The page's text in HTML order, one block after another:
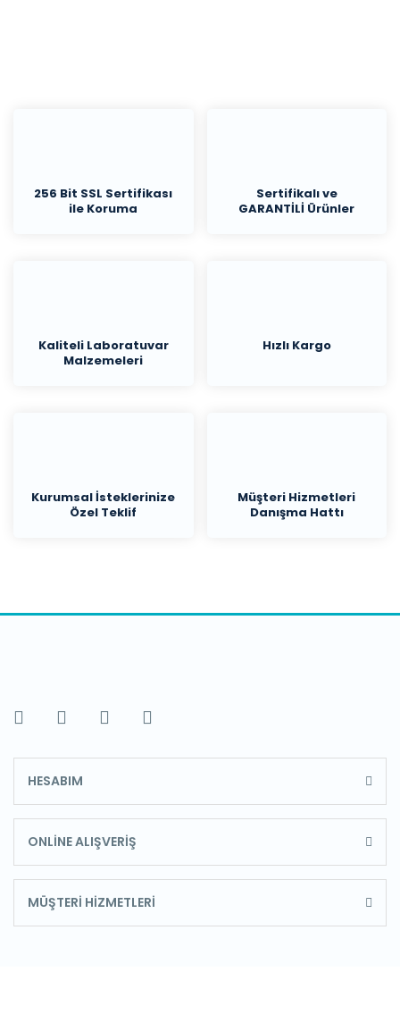
256 Bit SSL Sertifikası
ile Koruma
Sertifikalı ve
GARANTİLİ Ürünler
Kaliteli Laboratuvar
Malzemeleri
Hızlı Kargo
Kurumsal İsteklerinize
Özel Teklif
Müşteri Hizmetleri
Danışma Hattı
HESABIM
ONLİNE ALIŞVERİŞ
MÜŞTERİ HİZMETLERİ